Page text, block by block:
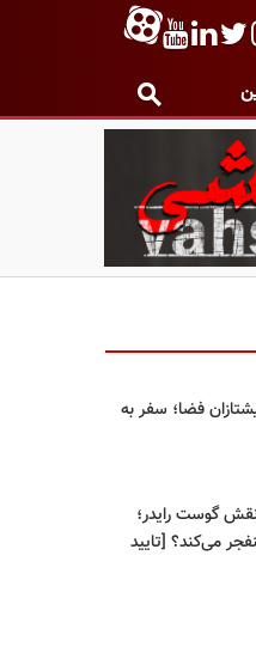
فضا؛ سفر به
گوست رایدر؛
می‌کند؟ [تایید